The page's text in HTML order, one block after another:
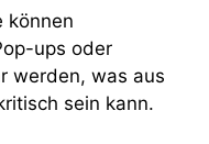
können
ups oder
werden, was aus
sein kann.